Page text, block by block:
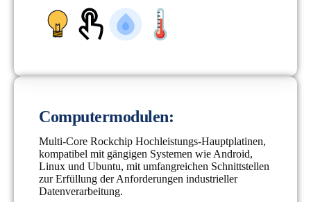
Computermodulen:
Multi-Core Rockchip Hochleistungs-Hauptplatinen,
kompatibel mit gängigen Systemen wie Android,
Linux und Ubuntu, mit umfangreichen Schnittstellen
zur Erfüllung der Anforderungen industrieller
Datenverarbeitung.